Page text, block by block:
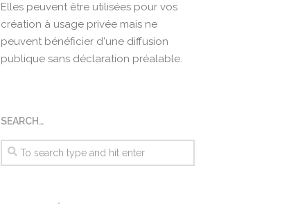
Elles peuvent être utilisées pour vos
création à usage privée mais ne
peuvent bénéficier d'une diffusion
publique sans déclaration préalable.
SEARCH…